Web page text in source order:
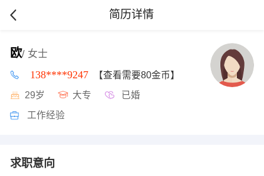
简历详情
欧/ 女士
138****9247 【查看需要80金币】
29岁 大专 已婚
工作经验
求职意向